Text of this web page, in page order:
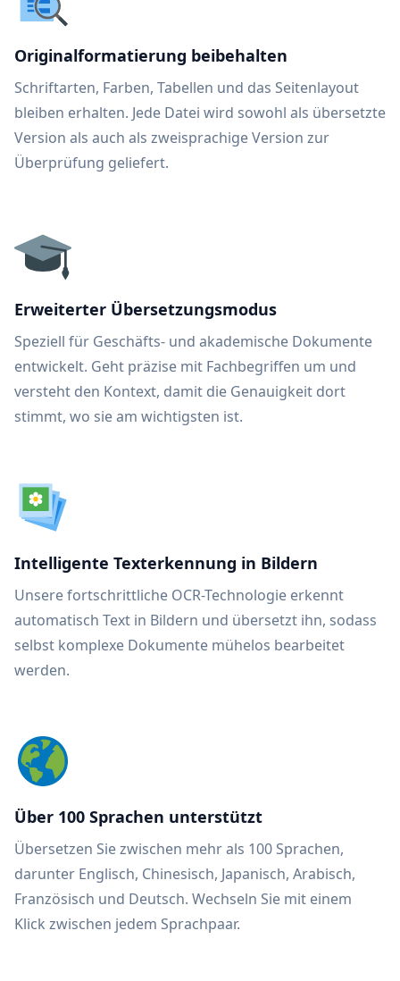
Originalformatierung beibehalten
Schriftarten, Farben, Tabellen und das Seitenlayout
bleiben erhalten. Jede Datei wird sowohl als übersetzte
Version als auch als zweisprachige Version zur
Überprüfung geliefert.
Erweiterter Übersetzungsmodus
Speziell für Geschäfts- und akademische Dokumente
entwickelt. Geht präzise mit Fachbegriffen um und
versteht den Kontext, damit die Genauigkeit dort
stimmt, wo sie am wichtigsten ist.
Intelligente Texterkennung in Bildern
Unsere fortschrittliche OCR-Technologie erkennt
automatisch Text in Bildern und übersetzt ihn, sodass
selbst komplexe Dokumente mühelos bearbeitet
werden.
Über 100 Sprachen unterstützt
Übersetzen Sie zwischen mehr als 100 Sprachen,
darunter Englisch, Chinesisch, Japanisch, Arabisch,
Französisch und Deutsch. Wechseln Sie mit einem
Klick zwischen jedem Sprachpaar.